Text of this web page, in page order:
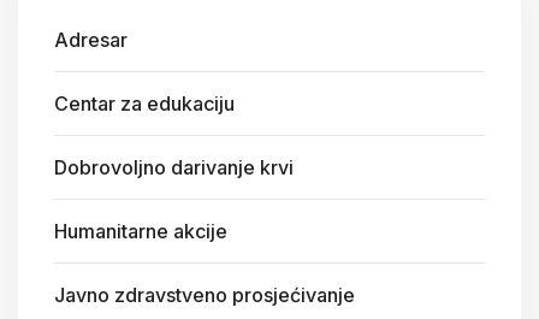
Adresar
Centar za edukaciju
Dobrovoljno darivanje krvi
Humanitarne akcije
Javno zdravstveno prosjećivanje